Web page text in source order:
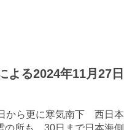
よる2024年11月27日
から更に寒気南下 西日本
の所も 30日まで日本海側